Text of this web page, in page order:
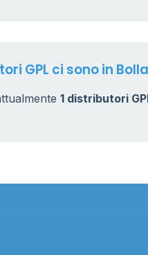
GPL ci sono in
1 distributori